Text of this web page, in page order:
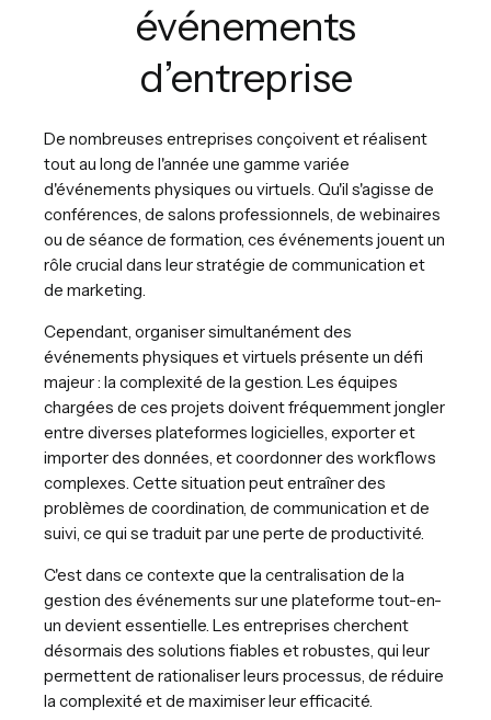
événements
d’entreprise
De nombreuses entreprises conçoivent et réalisent
tout au long de l'année une gamme variée
d'événements physiques ou virtuels. Qu'il s'agisse de
conférences, de salons professionnels, de webinaires
ou de séance de formation, ces événements jouent un
rôle crucial dans leur stratégie de communication et
de marketing.
Cependant, organiser simultanément des
événements physiques et virtuels présente un défi
majeur : la complexité de la gestion. Les équipes
chargées de ces projets doivent fréquemment jongler
entre diverses plateformes logicielles, exporter et
importer des données, et coordonner des workflows
complexes. Cette situation peut entraîner des
problèmes de coordination, de communication et de
suivi, ce qui se traduit par une perte de productivité.
C'est dans ce contexte que la centralisation de la
gestion des événements sur une plateforme tout-en-
un devient essentielle. Les entreprises cherchent
désormais des solutions fiables et robustes, qui leur
permettent de rationaliser leurs processus, de réduire
la complexité et de maximiser leur efficacité.